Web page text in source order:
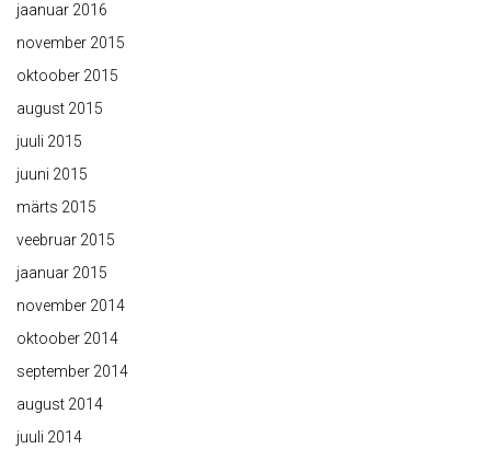
jaanuar 2016
november 2015
oktoober 2015
august 2015
juuli 2015
juuni 2015
märts 2015
veebruar 2015
jaanuar 2015
november 2014
oktoober 2014
september 2014
august 2014
juuli 2014